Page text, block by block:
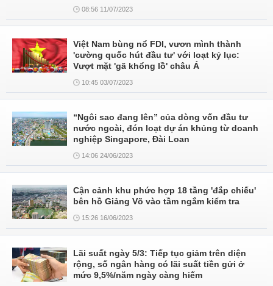
08:56 11/07/2023
Việt Nam bùng nổ FDI, vươn mình thành
'cường quốc hút đầu tư' với loạt kỷ lục:
Vượt mặt 'gã khổng lồ' châu Á
10:45 03/07/2023
“Ngôi sao đang lên” của dòng vốn đầu tư
nước ngoài, đón loạt dự án khủng từ doanh
nghiệp Singapore, Đài Loan
14:06 24/06/2023
Cận cảnh khu phức hợp 18 tầng 'đắp chiếu'
bên hồ Giảng Võ vào tầm ngắm kiểm tra
15:26 16/06/2023
Lãi suất ngày 5/3: Tiếp tục giảm trên diện
rộng, số ngân hàng có lãi suất tiền gửi ở
mức 9,5%/năm ngày càng hiếm